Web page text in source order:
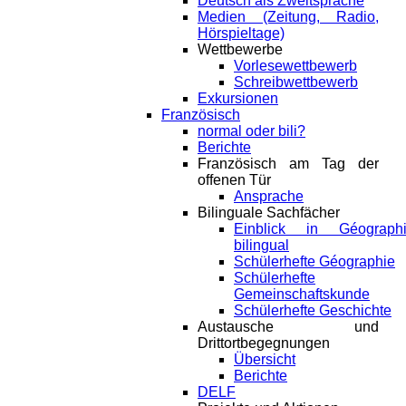
Medien (Zeitung, Radio,
Hörspieltage)
Wettbewerbe
Vorlesewettbewerb
Schreibwettbewerb
Exkursionen
Französisch
normal oder bili?
Berichte
Französisch am Tag der
offenen Tür
Ansprache
Bilinguale Sachfächer
Einblick in
bilingual
Schülerhefte Géographie
Schülerhefte
Gemeinschaftskunde
Schülerhefte Geschichte
Austausche und
Drittortbegegnungen
Übersicht
Berichte
DELF